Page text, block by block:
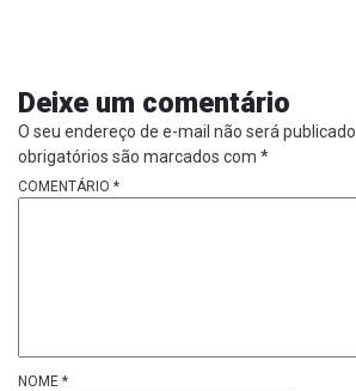
Deixe um comentário
O seu endereço de e-mail não será publicado.
obrigatórios são marcados com *
COMENTÁRIO *
NOME *